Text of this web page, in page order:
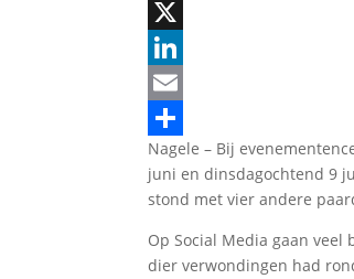
WhatsApp
X
LinkedIn
Email
Delen
Nagele – Bij
juni en dinsdagochtend 9
stond met vier andere
Op Social Media gaan
dier verwondingen had